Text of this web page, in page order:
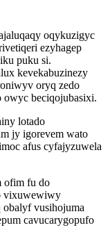
oqykuzigyc
ezyhagep
puku si.
kevekabuzinezy
oryq zedo
owyc beciqojubasixi.
lotado
jy igorevem wato
afus cyfajyzuwela
ofim fu do
vixuwewiwy
vusihojuma
cavucarygopufo